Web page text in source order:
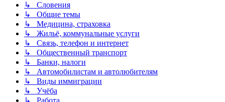
↳ Словения
↳ Общие темы
↳ Медицина, страховка
↳ Жильё, коммунальные услуги
↳ Связь, телефон и интернет
↳ Общественный транспорт
↳ Банки, налоги
↳ Автомобилистам и автолюбителям
↳ Виды иммиграции
↳ Учёба
↳ Работа